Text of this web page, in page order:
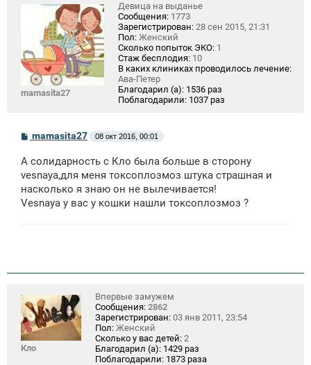
mamasita27
Девица на выданье
Сообщения: 1773
Зарегистрирован: 28 сен 2015, 21:31
Пол: Женский
Сколько попыток ЭКО: 1
Стаж бесплодия: 10
В каких клиниках проводилось лечение:
Ава-Петер
Благодарил (а): 1536 раз
Поблагодарили: 1037 раз
С
б
щ
н
и
mamasita27 08 окт 2016, 00:01
А солидарность с Кло была больше в сторону
vesnaya,для меня токсоплозмоз штука страшная и
насколько я знаю он не вылечивается!
Vesnaya у вас у кошки нашли токсоплозмоз ?
Кло
Впервые замужем
Сообщения: 2862
Зарегистрирован: 03 янв 2011, 23:54
Пол: Женский
Сколько у вас детей: 2
Благодарил (а): 1429 раз
Поблагодарили: 1873 раза